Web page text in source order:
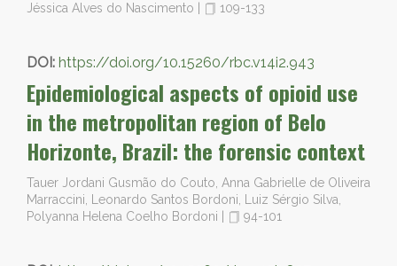
Jéssica Alves do Nascimento
109-133
DOI: https://doi.org/10.15260/rbc.v14i2.943
Epidemiological aspects of opioid use
in the metropolitan region of Belo
Horizonte, Brazil: the forensic context
Tauer Jordani Gusmão do Couto, Anna Gabrielle de Oliveira
Marraccini, Leonardo Santos Bordoni, Luiz Sérgio Silva,
Polyanna Helena Coelho Bordoni
94-101